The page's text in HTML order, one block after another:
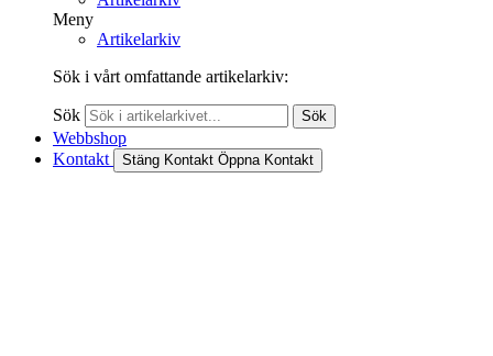
Meny
Artikelarkiv
Sök i vårt omfattande artikelarkiv:
Sök Sök
Webbshop
Kontakt
Stäng Kontakt Öppna Kontakt